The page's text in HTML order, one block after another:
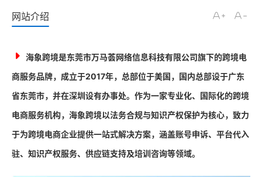
网站介绍
海象跨境是东莞市万马荟网络信息科技有限公司旗下的跨境电
商服务品牌，成立于2017年，总部位于美国，国内总部设于广东
省东莞市，并在深圳设有办事处。作为一家专业化、国际化的跨境
电商服务机构，海象跨境以法务合规与知识产权保护为核心，致力
于为跨境电商企业提供一站式解决方案，涵盖账号申诉、平台代入
驻、知识产权服务、供应链支持及培训咨询等领域。